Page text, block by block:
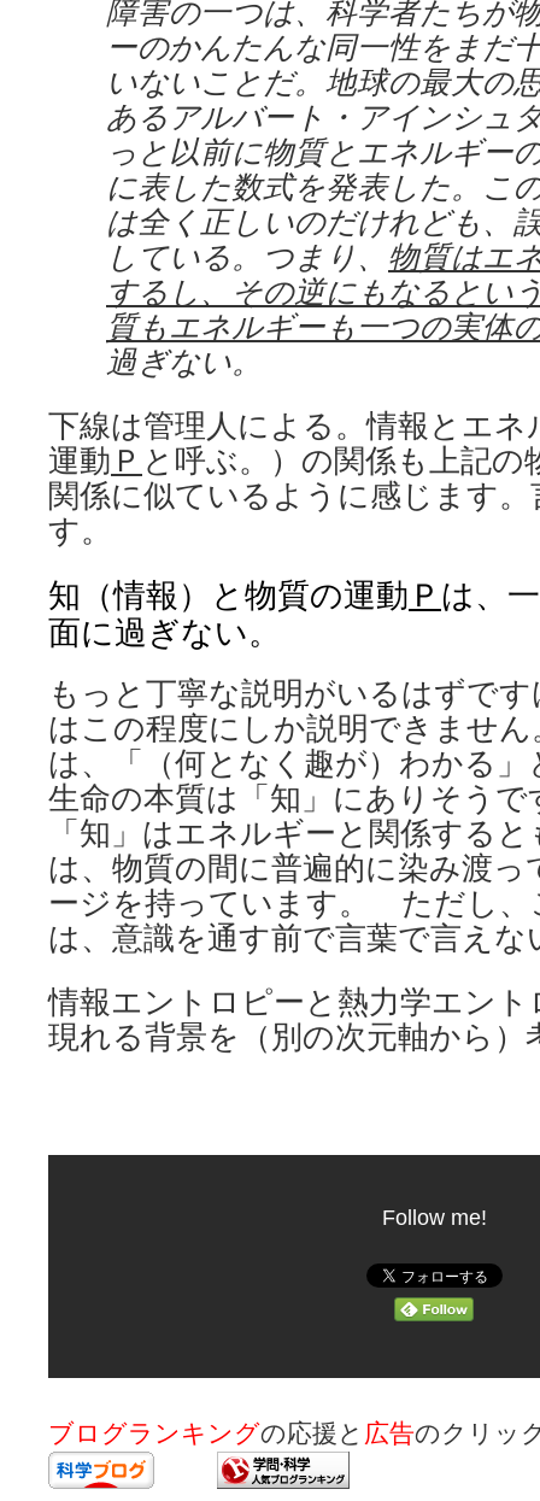
障害の一つは、科学者たちが
ーのかんたんな同一性をまだ
いないことだ。地球の最大の
あるアルバート・アインシュ
っと以前に物質とエネルギー
に表した数式を発表した。こ
は全く正しいのだけれども、
している。つまり、 物質はエ
するし、その逆にもなるとい
質もエネルギーも一つの実体
過ぎない。
下線は管理人による。情報とエネ
運動 Ｐ と呼ぶ。）の関係も上記
関係に似ているように感じます
す。
知（情報）と物質の運動 Ｐ は、
面に過ぎない。
もっと丁寧な説明がいるはずで
はこの程度にしか説明できませ
は、「（何となく趣が）わかる
生命の本質は「知」にありそうで
「知」はエネルギーと関係する
は、物質の間に普遍的に染み渡
ージを持っています。 ただし、
は、意識を通す前で言葉で言え
情報エントロピーと熱力学エン
現れる背景を（別の次元軸から）
Follow me!
ブログランキングの応援と 広告のクリッ